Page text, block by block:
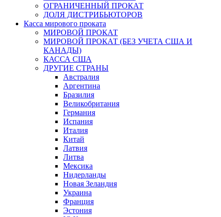
ОГРАНИЧЕННЫЙ ПРОКАТ
ДОЛЯ ДИСТРИБЬЮТОРОВ
Касса мирового проката
МИРОВОЙ ПРОКАТ
МИРОВОЙ ПРОКАТ (БЕЗ УЧЕТА США И
КАНАДЫ)
КАССА США
ДРУГИЕ СТРАНЫ
Австралия
Аргентина
Бразилия
Великобритания
Германия
Испания
Италия
Китай
Латвия
Литва
Мексика
Нидерланды
Новая Зеландия
Украина
Франция
Эстония